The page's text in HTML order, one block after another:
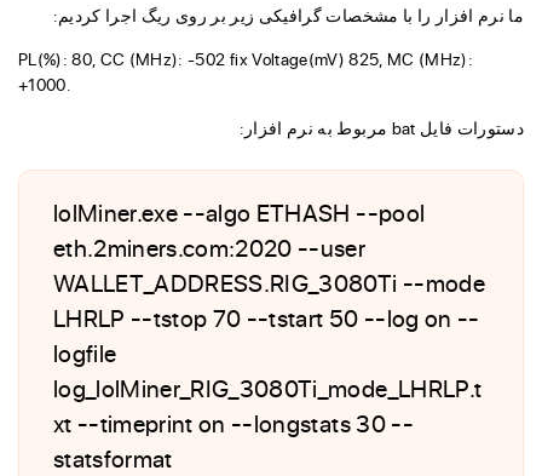
ما نرم افزار را با مشخصات گرافیکی زیر بر روی ریگ اجرا کردیم:
PL(%): 80, CC (MHz): -502 fix Voltage(mV) 825, MC (MHz):
+1000.
دستورات فایل bat مربوط به نرم افزار:
lolMiner.exe --algo ETHASH --pool
eth.2miners.com:2020 --user
WALLET_ADDRESS.RIG_3080Ti --mode
LHRLP --tstop 70 --tstart 50 --log on --
logfile
log_lolMiner_RIG_3080Ti_mode_LHRLP.t
xt --timeprint on --longstats 30 --
statsformat